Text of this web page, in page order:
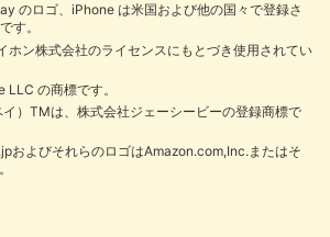
のロゴ、iPhone は米国および他の国々で登録さ
す。
ホン株式会社のライセンスにもとづき使用されてい
の商標です。
）TMは、株式会社ジェーシービーの登録商標で
およびそれらのロゴはAmazon.com,Inc.またはそ